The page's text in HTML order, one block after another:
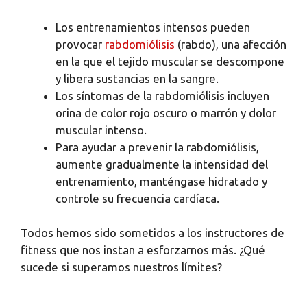
Los entrenamientos intensos pueden
provocar rabdomiólisis (rabdo), una afección
en la que el tejido muscular se descompone
y libera sustancias en la sangre.
Los síntomas de la rabdomiólisis incluyen
orina de color rojo oscuro o marrón y dolor
muscular intenso.
Para ayudar a prevenir la rabdomiólisis,
aumente gradualmente la intensidad del
entrenamiento, manténgase hidratado y
controle su frecuencia cardíaca.
Todos hemos sido sometidos a los instructores de
fitness que nos instan a esforzarnos más. ¿Qué
sucede si superamos nuestros límites?